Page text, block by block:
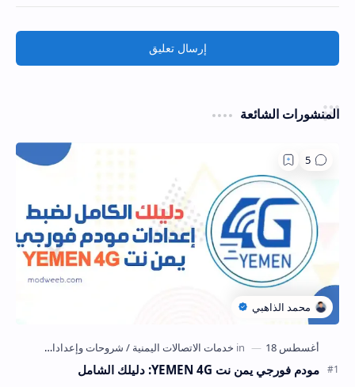
إرسال تعليق
المنشورات الشائعة
مودم فورجي يمن نت YEMEN 4G: دليلك الشامل